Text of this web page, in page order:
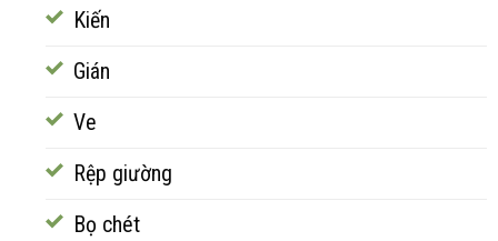
Kiến
Gián
Ve
Rệp giường
Bọ chét